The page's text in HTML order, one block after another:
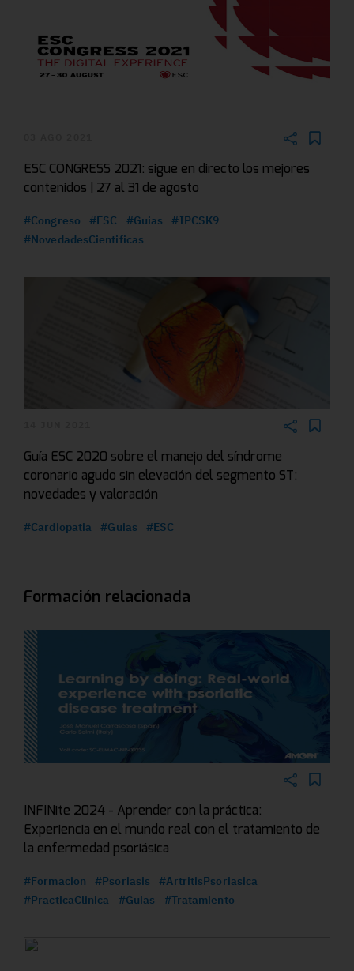
ESC CONGRESS 2021: sigue en directo los mejores
contenidos | 27 al 31 de agosto
#Congreso #ESC #Guias
#IPCSK9
#NovedadesCientificas
Guía ESC 2020 sobre el manejo del síndrome
coronario agudo sin elevación del segmento ST:
novedades y valoración
#Cardiopatia #Guias #ESC
Formación relacionada
INFINite 2024 - Aprender con la práctica:
Experiencia en el mundo real con el tratamiento de
la enfermedad psoriásica
#Formacion #Psoriasis
#ArtritisPsoriasica
#PracticaClinica
#Guias #Tratamiento